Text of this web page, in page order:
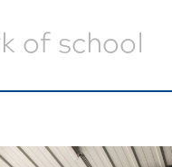
of school